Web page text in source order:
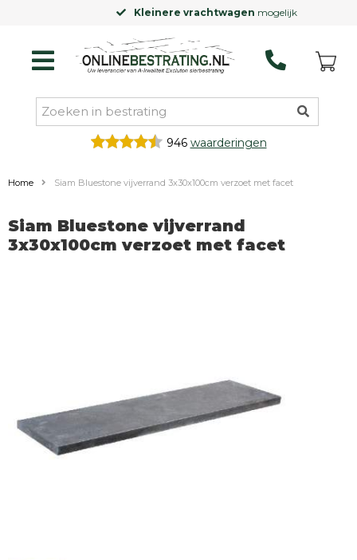
Kleinere vrachtwagenmogelijk
946 waarderingen
Home Siam Bluestone vijverrand 3x30x100cm verzoet met facet
Siam Bluestone vijverrand
3x30x100cm verzoet met facet